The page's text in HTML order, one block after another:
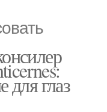
глаз